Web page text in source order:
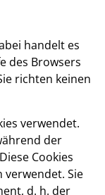
handelt es
des Browsers
richten keinen
verwendet.
der
Cookies
Sie
d. h. der